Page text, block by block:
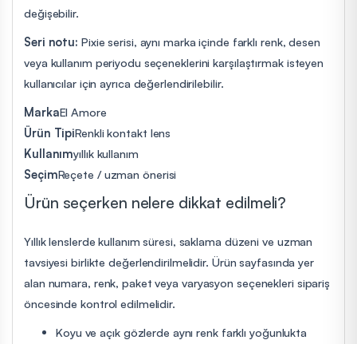
değişebilir.
Seri notu: Pixie serisi, aynı marka içinde farklı renk, desen
veya kullanım periyodu seçeneklerini karşılaştırmak isteyen
kullanıcılar için ayrıca değerlendirilebilir.
MarkaEl Amore
Ürün TipiRenkli kontakt lens
Kullanımyıllık kullanım
SeçimReçete / uzman önerisi
Ürün seçerken nelere dikkat edilmeli?
Yıllık lenslerde kullanım süresi, saklama düzeni ve uzman
tavsiyesi birlikte değerlendirilmelidir. Ürün sayfasında yer
alan numara, renk, paket veya varyasyon seçenekleri sipariş
öncesinde kontrol edilmelidir.
Koyu ve açık gözlerde aynı renk farklı yoğunlukta